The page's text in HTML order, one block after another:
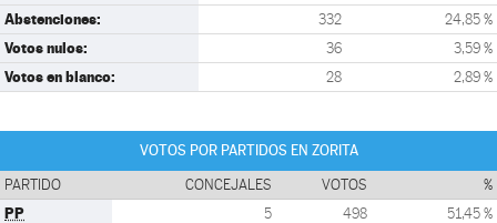
Abstenciones: 332 24,85 %
Votos nulos: 36 3,59 %
Votos en blanco: 28 2,89 %
VOTOS POR PARTIDOS EN ZORITA
PARTIDO CONCEJALES VOTOS %
PP 5 498 51,45 %